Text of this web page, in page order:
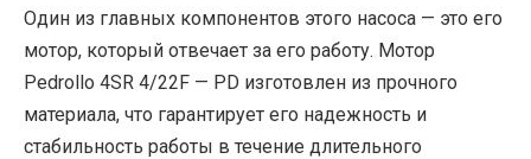
Один из главных компонентов этого насоса — это его
мотор, который отвечает за его работу. Мотор
Pedrollo 4SR 4/22F — PD изготовлен из прочного
материала, что гарантирует его надежность и
стабильность работы в течение длительного